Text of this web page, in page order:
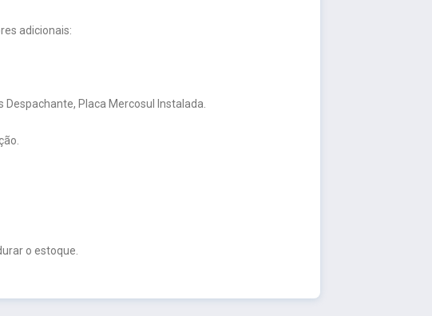
adicionais:
Placa Mercosul Instalada.
o estoque.